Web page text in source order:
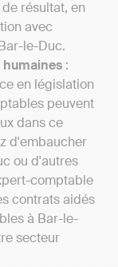
résultat, en
avec
le-Duc.
humaines :
en législation
peuvent
dans ce
d'embaucher
ou d'autres
comptable
contrats aidés
à Bar-le-
secteur